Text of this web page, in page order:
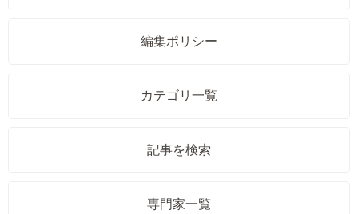
編集ポリシー
カテゴリ一覧
記事を検索
専門家一覧